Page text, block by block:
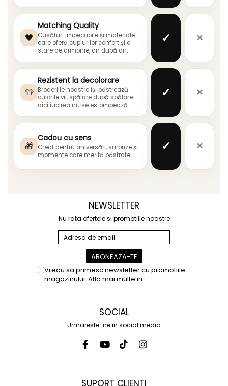
🖤
Matching Quality
Cusături impecabile și materiale
care oferă cuplurilor confort și o
stare de armonie, an după an.
✓ ×
👕
Rezistent la decolorare
Broderiile noastre își păstrează
culorile vii, spălare după spălare
aici iubirea nu se estompează.
✓ ×
🎁
Cadou cu sens
Creat pentru aniversări, surprize și
momente care merită păstrate.
✓ ×
NEWSLETTER
Nu rata ofertele si promotiile noastre
Vreau sa primesc newsletter cu promotiile
magazinului. Afla mai multe in
SOCIAL
Urmareste-ne in social media
SUPORT CLIENTI